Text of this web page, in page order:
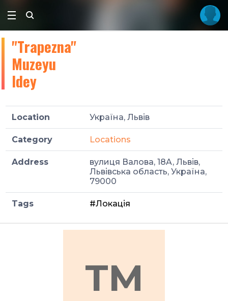
"Trapezna"
Muzeyu
Idey
Location Україна, Львів
Category Locations
Address
вулиця Валова, 18A, Львів,
Львівська область, Україна,
79000
Tags #Локація
TM